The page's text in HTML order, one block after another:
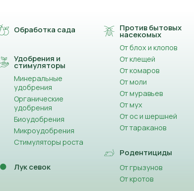
Обработка сада
Удобрения и
стимуляторы
Минеральные
удобрения
Органические
удобрения
Биоудобрения
Микроудобрения
Стимуляторы роста
Лук севок
Против бытовых
насекомых
От блох и клопов
От клещей
От комаров
От моли
От муравьев
От мух
От ос и шершней
От тараканов
Родентициды
От грызунов
От кротов